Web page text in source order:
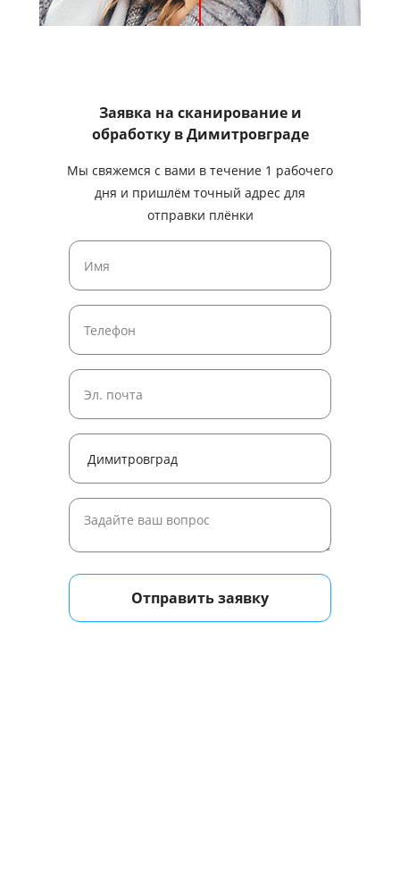
Заявка на сканирование и
обработкув Димитровграде
Мы свяжемся с вами в течение 1 рабочего
дня и пришлём точный адрес для
отправки плёнки
Отправить заявку